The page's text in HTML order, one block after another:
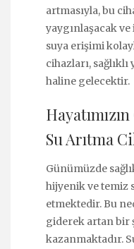
artmasıyla, bu
yaygınlaşacak
suya erişimi
cihazları,
haline gelecektir.
Su Arıtma
Günümüzde
hijyenik ve temiz
etmektedir. Bu
giderek artan bir
kazanmaktadır.